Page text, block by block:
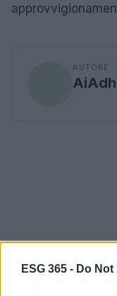
ESG 365 - Do
AUTORE